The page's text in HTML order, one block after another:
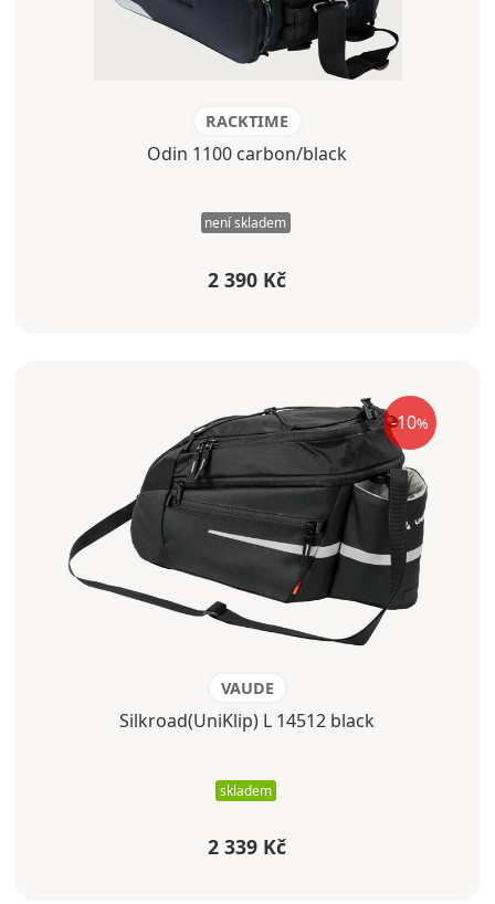
RACKTIME
Odin 1100 carbon/black
není skladem
2 390 Kč
-10%
VAUDE
Silkroad(UniKlip) L 14512 black
skladem
2 339 Kč